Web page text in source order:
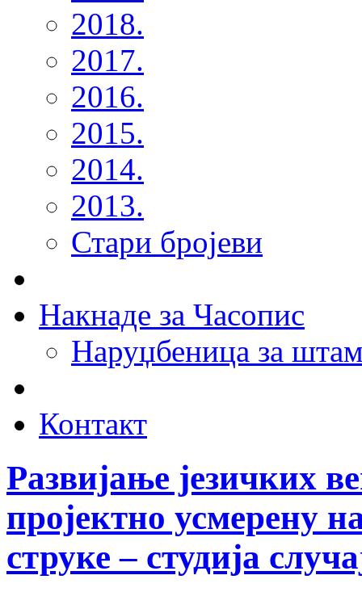
2018.
2017.
2016.
2015.
2014.
2013.
Стари бројеви
Накнаде за Часопис
Наруџбеница за
Контакт
Развијање језичких
пројектно усмерену
струке – студија